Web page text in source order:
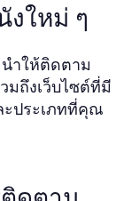
ใหม่ ๆ
ำให้ติดตาม
มถึงเว็บไซต์ที่มี
ประเภทที่คุณ